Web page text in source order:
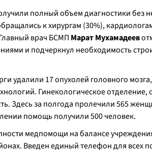
полный объем диагностики без
к хирургам (30%),
врач БСМП Марат Мухамадеев
и подчеркнул необходимость
удалили 17 опухолей головного
Гинекологическое
Здесь за полгода пролечили 565
помощь получили 500 человек.
медпомощи на балансе
Введен единый телефон для всех